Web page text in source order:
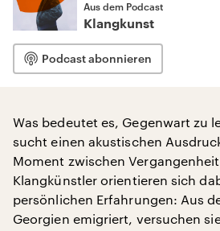
Aus dem Podcast
Klangkunst
Podcast abonnieren
Was bedeutet es, Gegenwart zu
sucht einen akustischen
Moment zwischen
Klangkünstler orientieren sich
persönlichen Erfahrungen: Aus
Georgien emigriert, versuchen